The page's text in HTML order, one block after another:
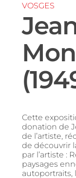
VOSGES
Cette
donation de
de l’artiste,
de découvrir
par l’artiste :
paysages
autoportraits,